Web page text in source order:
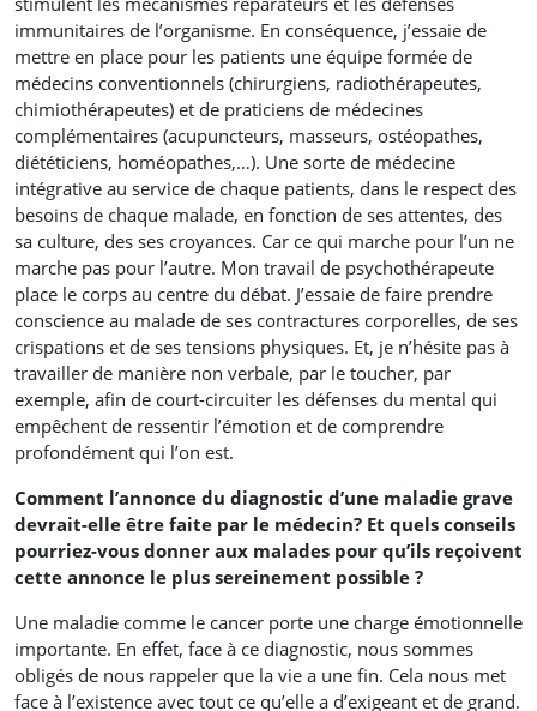
immunitaires de l’organisme. En conséquence, j’essaie de
mettre en place pour les patients une équipe formée de
médecins conventionnels (chirurgiens, radiothérapeutes,
chimiothérapeutes) et de praticiens de médecines
complémentaires (acupuncteurs, masseurs, ostéopathes,
diététiciens, homéopathes,…). Une sorte de médecine
intégrative au service de chaque patients, dans le respect des
besoins de chaque malade, en fonction de ses attentes, des
sa culture, des ses croyances. Car ce qui marche pour l’un ne
marche pas pour l’autre. Mon travail de psychothérapeute
place le corps au centre du débat. J’essaie de faire prendre
conscience au malade de ses contractures corporelles, de ses
crispations et de ses tensions physiques. Et, je n’hésite pas à
travailler de manière non verbale, par le toucher, par
exemple, afin de court-circuiter les défenses du mental qui
empêchent de ressentir l’émotion et de comprendre
profondément qui l’on est.
Comment l’annonce du diagnostic d’une maladie grave
devrait-elle être faite par le médecin? Et quels conseils
pourriez-vous donner aux malades pour qu’ils reçoivent
cette annonce le plus sereinement possible ?
Une maladie comme le cancer porte une charge émotionnelle
importante. En effet, face à ce diagnostic, nous sommes
obligés de nous rappeler que la vie a une fin. Cela nous met
face à l’existence avec tout ce qu’elle a d’exigeant et de grand.